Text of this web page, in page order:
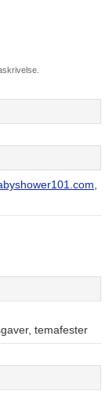
,
temafester